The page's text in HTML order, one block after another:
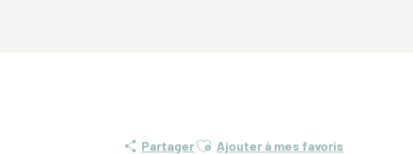
PartagerAjouter aux favoris
Ajouter à mes favoris